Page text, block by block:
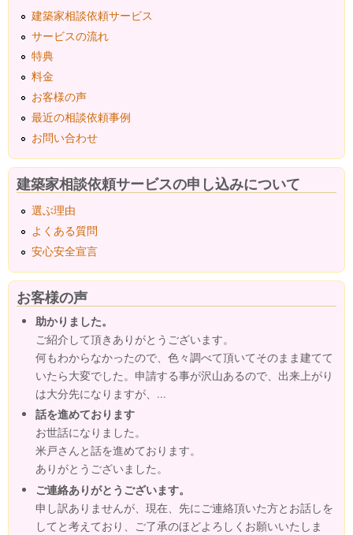
建築家相談依頼サービス
サービスの流れ
特典
料金
お客様の声
最近の相談依頼事例
お問い合わせ
建築家相談依頼サービスの申し込みについて
選ぶ理由
よくある質問
安心安全宣言
お客様の声
助かりました。
ご紹介して頂きありがとうございます。
何もわからなかったので、色々調べて頂いてそのまま建てて
いたら大変でした。申請する事が沢山あるので、出来上がり
は大分先になりますが、...
話を進めております
お世話になりました。
米戸さんと話を進めております。
ありがとうございました。
ご連絡ありがとうございます。
申し訳ありませんが、現在、先にご連絡頂いた方とお話しを
してと考えており、ご了承のほどよろしくお願いいたしま